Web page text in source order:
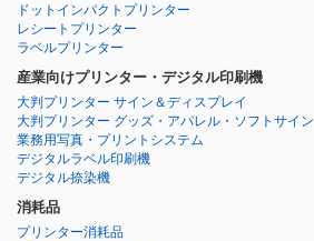
ドットインパクトプリンター
レシートプリンター
ラベルプリンター
産業向けプリンター・デジタル印刷機
大判プリンター サイン＆ディスプレイ
大判プリンター グッズ・アパレル・ソフトサイン
業務用写真・プリントシステム
デジタルラベル印刷機
デジタル捺染機
消耗品
プリンター消耗品